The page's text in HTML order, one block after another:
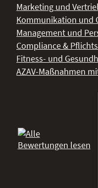
Marketing und
Kommunikation und
Management und
Compliance &
Fitness- und
AZAV-Maßnahmen